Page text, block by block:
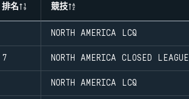
排名 競技
NORTH AMERICA LCQ
7 NORTH AMERICA CLOSED LEAGUE
NORTH AMERICA LCQ